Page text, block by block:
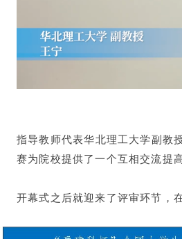
华北理工大学
指导教师代表华北理工大学副教
赛为院校提供了一个互相交流提
开幕式之后就迎来了评审环节，